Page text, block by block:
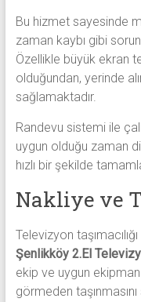
Bu hizmet sayesinde
zaman kaybı gibi
Özellikle büyük ekran
olduğundan, yerinde
sağlamaktadır.
Randevu sistemi ile
uygun olduğu zaman
hızlı bir şekilde
Nakliye ve
Televizyon
Şenlikköy 2.El
ekip ve uygun
görmeden